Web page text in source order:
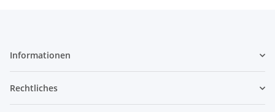
Informationen
Rechtliches